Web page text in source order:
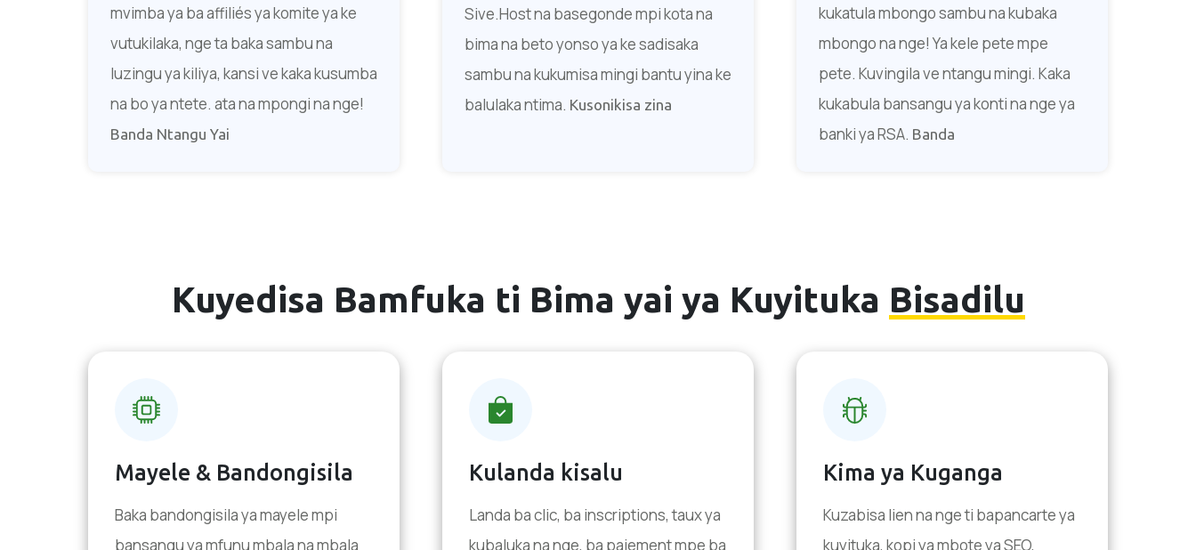
mvimba ya ba affiliés ya komite ya ke
vutukilaka, nge ta baka sambu na
luzingu ya kiliya, kansi ve kaka kusumba
na bo ya ntete. ata na mpongi na nge!
Banda Ntangu Yai
Sive.Host na basegonde mpi kota na
bima na beto yonso ya ke sadisaka
sambu na kukumisa mingi bantu yina ke
balulaka ntima. Kusonikisa zina
kukatula mbongo sambu na kubaka
mbongo na nge! Ya kele pete mpe
pete. Kuvingila ve ntangu mingi. Kaka
kukabula bansangu ya konti na nge ya
banki ya RSA. Banda
Kuyedisa Bamfuka ti Bima yai ya Kuyituka Bisadilu
Mayele & Bandongisila
Baka bandongisila ya mayele mpi
bansangu ya mfunu mbala na mbala
Kulanda kisalu
Landa ba clic, ba inscriptions, taux ya
kubaluka na nge, ba paiement mpe ba
Kima ya Kuganga
Kuzabisa lien na nge ti bapancarte ya
kuyituka, kopi ya mbote ya SEO,